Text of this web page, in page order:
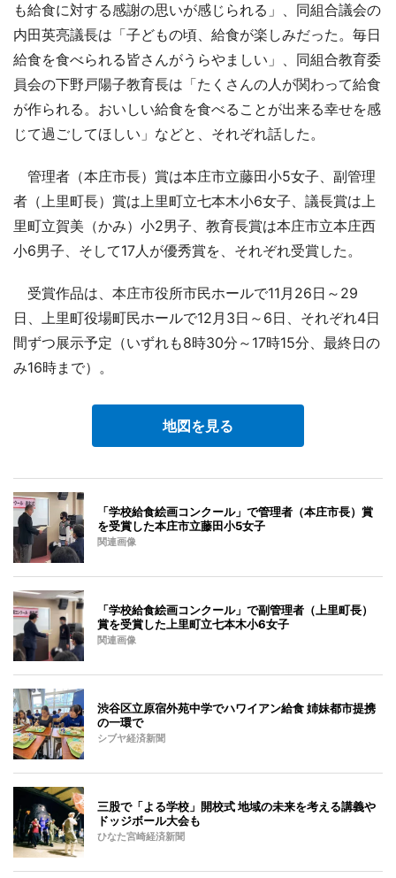
も給食に対する感謝の思いが感じられる」、同組合議会の
内田英亮議長は「子どもの頃、給食が楽しみだった。毎日
給食を食べられる皆さんがうらやましい」、同組合教育委
員会の下野戸陽子教育長は「たくさんの人が関わって給食
が作られる。おいしい給食を食べることが出来る幸せを感
じて過ごしてほしい」などと、それぞれ話した。
管理者（本庄市長）賞は本庄市立藤田小5女子、副管理
者（上里町長）賞は上里町立七本木小6女子、議長賞は上
里町立賀美（かみ）小2男子、教育長賞は本庄市立本庄西
小6男子、そして17人が優秀賞を、それぞれ受賞した。
受賞作品は、本庄市役所市民ホールで11月26日～29
日、上里町役場町民ホールで12月3日～6日、それぞれ4日
間ずつ展示予定（いずれも8時30分～17時15分、最終日の
み16時まで）。
地図を見る
「学校給食絵画コンクール」で管理者（本庄市長）賞
を受賞した本庄市立藤田小5女子
関連画像
「学校給食絵画コンクール」で副管理者（上里町長）
賞を受賞した上里町立七本木小6女子
関連画像
渋谷区立原宿外苑中学でハワイアン給食 姉妹都市提携
の一環で
シブヤ経済新聞
三股で「よる学校」開校式 地域の未来を考える講義や
ドッジボール大会も
ひなた宮崎経済新聞